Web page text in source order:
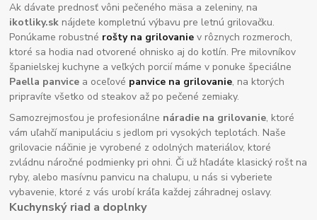
Ak dávate prednosť vôni pečeného mäsa a zeleniny, na
ikotliky.sk nájdete kompletnú výbavu pre letnú grilovačku.
Ponúkame robustné rošty na grilovanie v rôznych rozmeroch,
ktoré sa hodia nad otvorené ohnisko aj do kotlín. Pre milovníkov
španielskej kuchyne a veľkých porcií máme v ponuke špeciálne
Paella panvice a oceľové panvice na grilovanie, na ktorých
pripravíte všetko od steakov až po pečené zemiaky.
Samozrejmosťou je profesionálne náradie na grilovanie, ktoré
vám uľahčí manipuláciu s jedlom pri vysokých teplotách. Naše
grilovacie náčinie je vyrobené z odolných materiálov, ktoré
zvládnu náročné podmienky pri ohni. Či už hľadáte klasický rošt na
ryby, alebo masívnu panvicu na chalupu, u nás si vyberiete
vybavenie, ktoré z vás urobí kráľa každej záhradnej oslavy.
Kuchynský riad a doplnky